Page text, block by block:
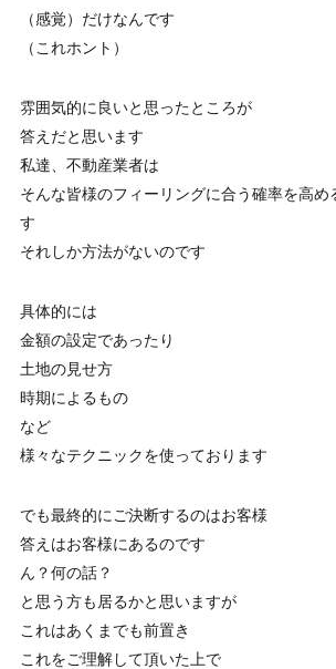
（感覚）だけなんです
（これホント）
雰囲気的に良いと思ったところが
答えだと思います
私達、不動産業者は
そんな皆様のフィーリングに合う確率を高め
す
それしか方法がないのです
具体的には
金額の設定であったり
土地の見せ方
時期によるもの
など
様々なテクニックを使っております
でも最終的にご決断するのはお客様
答えはお客様にあるのです
ん？何の話？
と思う方も居るかと思いますが
これはあくまでも前置き
これをご理解して頂いた上で